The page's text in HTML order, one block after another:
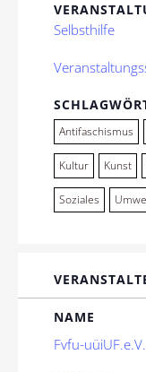
Selbsthilfe
Antifaschismus
Kultur Kunst
Soziales
NAME
Fvfu-uüiUF.e.V.